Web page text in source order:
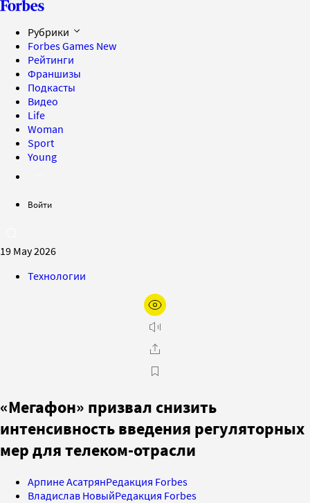
Рубрики
Forbes Games New
Рейтинги
Франшизы
Подкасты
Видео
Life
Woman
Sport
Young
Войти
19 May 2026
Технологии
«Мегафон» призвал снизить
интенсивность введения регуляторных
мер для телеком-отрасли
Арпине АсатрянРедакция Forbes
Владислав НовыйРедакция Forbes